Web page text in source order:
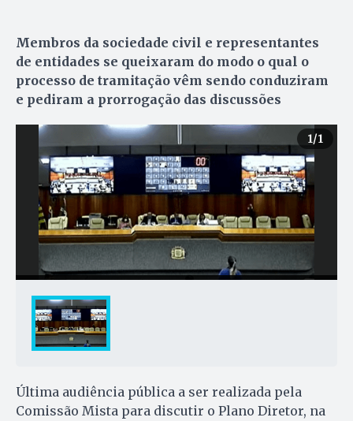
Membros da sociedade civil e representantes
de entidades se queixaram do modo o qual o
processo de tramitação vêm sendo conduziram
e pediram a prorrogação das discussões
1/1
Última audiência pública a ser realizada pela
Comissão Mista para discutir o Plano Diretor, na